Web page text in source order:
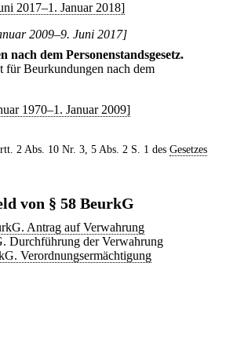
2017–1. Januar 2018]
2009–9. Juni 2017]
nach dem Personenstandsgesetz.
für Beurkundungen nach dem
1970–1. Januar 2009]
2 Abs. 10 Nr. 3, 5 Abs. 2 S. 1 des Gesetzes
von § 58 BeurkG
Antrag auf Verwahrung
Durchführung der Verwahrung
Verordnungsermächtigung